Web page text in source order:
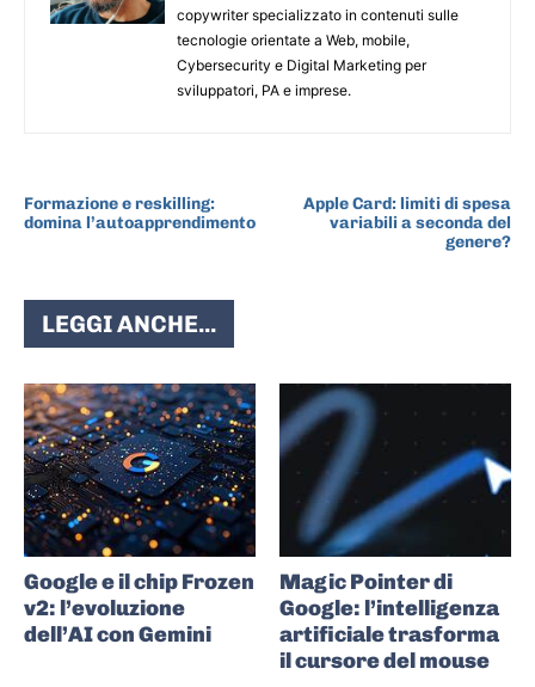
copywriter specializzato in contenuti sulle
tecnologie orientate a Web, mobile,
Cybersecurity e Digital Marketing per
sviluppatori, PA e imprese.
Formazione e reskilling:
domina l’autoapprendimento
Apple Card: limiti di spesa
variabili a seconda del
genere?
LEGGI ANCHE...
Google e il chip Frozen
v2: l’evoluzione
dell’AI con Gemini
Magic Pointer di
Google: l’intelligenza
artificiale trasforma
il cursore del mouse